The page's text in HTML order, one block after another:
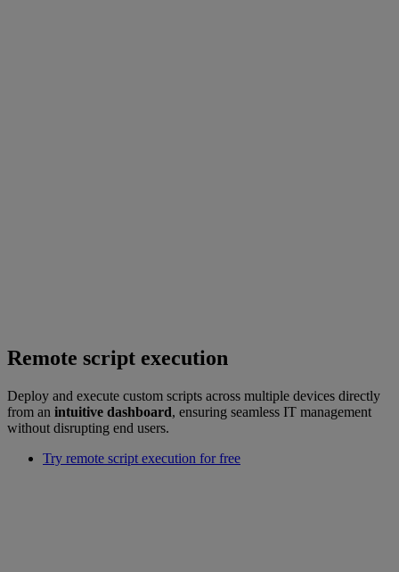
Remote script execution
Deploy and execute custom scripts across multiple devices directly
from an intuitive dashboard, ensuring seamless IT management
without disrupting end users.
Try remote script execution for free